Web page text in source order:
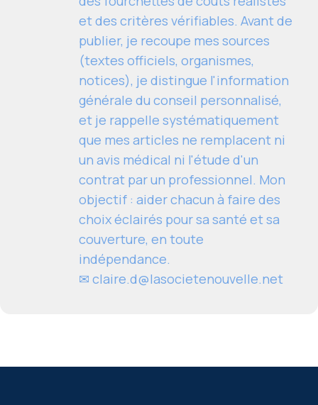
et des critères vérifiables. Avant de
publier, je recoupe mes sources
(textes officiels, organismes,
notices), je distingue l'information
générale du conseil personnalisé,
et je rappelle systématiquement
que mes articles ne remplacent ni
un avis médical ni l'étude d'un
contrat par un professionnel. Mon
objectif : aider chacun à faire des
choix éclairés pour sa santé et sa
couverture, en toute
indépendance.
✉ claire.d@lasocietenouvelle.net